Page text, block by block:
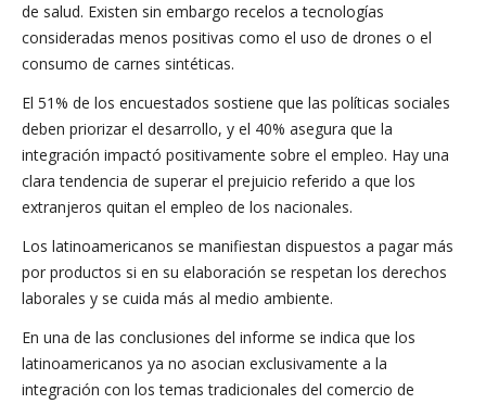
de salud. Existen sin embargo recelos a tecnologías
consideradas menos positivas como el uso de drones o el
consumo de carnes sintéticas.
El 51% de los encuestados sostiene que las políticas sociales
deben priorizar el desarrollo, y el 40% asegura que la
integración impactó positivamente sobre el empleo. Hay una
clara tendencia de superar el prejuicio referido a que los
extranjeros quitan el empleo de los nacionales.
Los latinoamericanos se manifiestan dispuestos a pagar más
por productos si en su elaboración se respetan los derechos
laborales y se cuida más al medio ambiente.
En una de las conclusiones del informe se indica que los
latinoamericanos ya no asocian exclusivamente a la
integración con los temas tradicionales del comercio de